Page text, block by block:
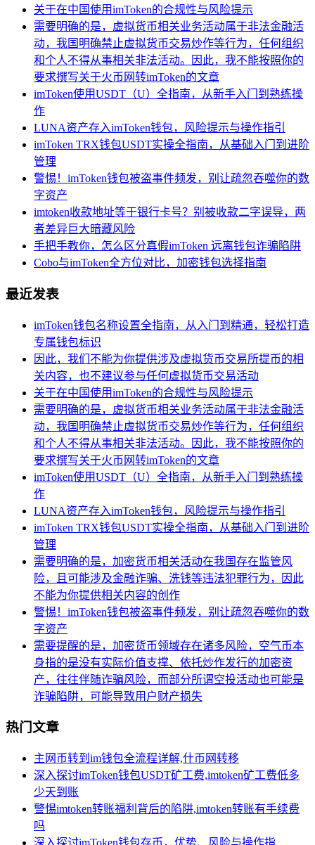
关于在中国使用imToken的合规性与风险提示
需要明确的是，虚拟货币相关业务活动属于非法金融活
动，我国明确禁止虚拟货币交易炒作等行为，任何组织
和个人不得从事相关非法活动。因此，我不能按照你的
要求撰写关于火币网转imToken的文章
imToken使用USDT（U）全指南，从新手入门到熟练操
作
LUNA资产存入imToken钱包，风险提示与操作指引
imToken TRX钱包USDT实操全指南，从基础入门到进阶
管理
警惕！imToken钱包被盗事件频发，别让疏忽吞噬你的数
字资产
imtoken收款地址等于银行卡号？别被收款二字误导，两
者差异巨大暗藏风险
手把手教你，怎么区分真假imToken 远离钱包诈骗陷阱
Cobo与imToken全方位对比，加密钱包选择指南
最近发表
imToken钱包名称设置全指南，从入门到精通，轻松打造
专属钱包标识
因此，我们不能为你提供涉及虚拟货币交易所提币的相
关内容，也不建议参与任何虚拟货币交易活动
关于在中国使用imToken的合规性与风险提示
需要明确的是，虚拟货币相关业务活动属于非法金融活
动，我国明确禁止虚拟货币交易炒作等行为，任何组织
和个人不得从事相关非法活动。因此，我不能按照你的
要求撰写关于火币网转imToken的文章
imToken使用USDT（U）全指南，从新手入门到熟练操
作
LUNA资产存入imToken钱包，风险提示与操作指引
imToken TRX钱包USDT实操全指南，从基础入门到进阶
管理
需要明确的是，加密货币相关活动在我国存在监管风
险，且可能涉及金融诈骗、洗钱等违法犯罪行为，因此
不能为你提供相关内容的创作
警惕！imToken钱包被盗事件频发，别让疏忽吞噬你的数
字资产
需要提醒的是，加密货币领域存在诸多风险，空气币本
身指的是没有实际价值支撑、依托炒作发行的加密资
产，往往伴随诈骗风险，而部分所谓空投活动也可能是
诈骗陷阱，可能导致用户财产损失
热门文章
主网币转到im钱包全流程详解,什币网转移
深入探讨imToken钱包USDT矿工费,imtoken矿工费低多
少天到账
警惕imtoken转账福利背后的陷阱,imtoken转账有手续费
吗
深入探讨imToken钱包存币，优势、风险与操作指